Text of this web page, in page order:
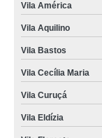
Vila América
Vila Aquilino
Vila Bastos
Vila Cecília Maria
Vila Curuçá
Vila Eldízia